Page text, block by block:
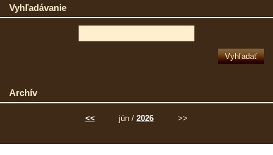
Vyhľadávanie
Archív
<< jún / 2026 >>